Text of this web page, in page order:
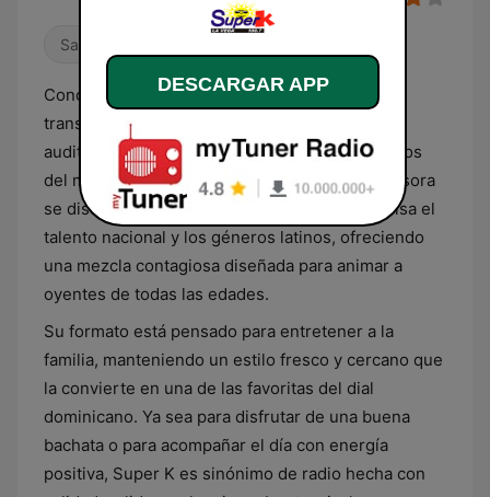
Salsa
Conocida por su gran alcance y calidad de
transmisión, Super K ofrece una experiencia
auditiva vibrante que combina los grandes éxitos
del momento con clásicos inolvidables. La emisora
se distingue por ser una plataforma que impulsa el
talento nacional y los géneros latinos, ofreciendo
una mezcla contagiosa diseñada para animar a
oyentes de todas las edades.
Su formato está pensado para entretener a la
familia, manteniendo un estilo fresco y cercano que
la convierte en una de las favoritas del dial
dominicano. Ya sea para disfrutar de una buena
bachata o para acompañar el día con energía
positiva, Super K es sinónimo de radio hecha con
DESCARGAR APP